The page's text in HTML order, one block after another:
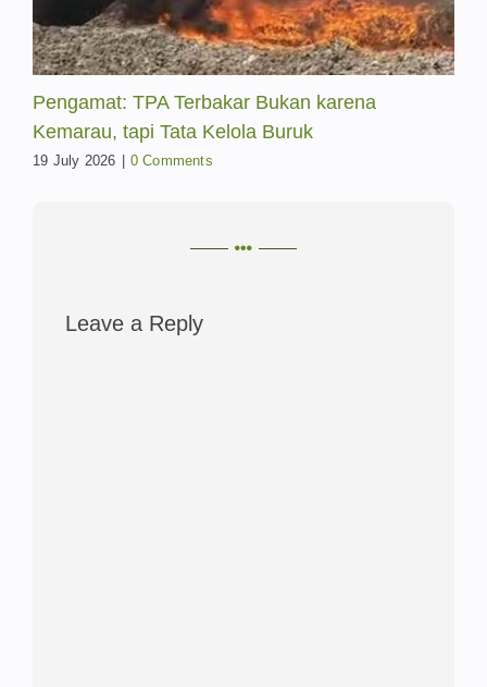
karena
Kebakaran besar TPA
baru hentikan ‘open
Leave a Reply